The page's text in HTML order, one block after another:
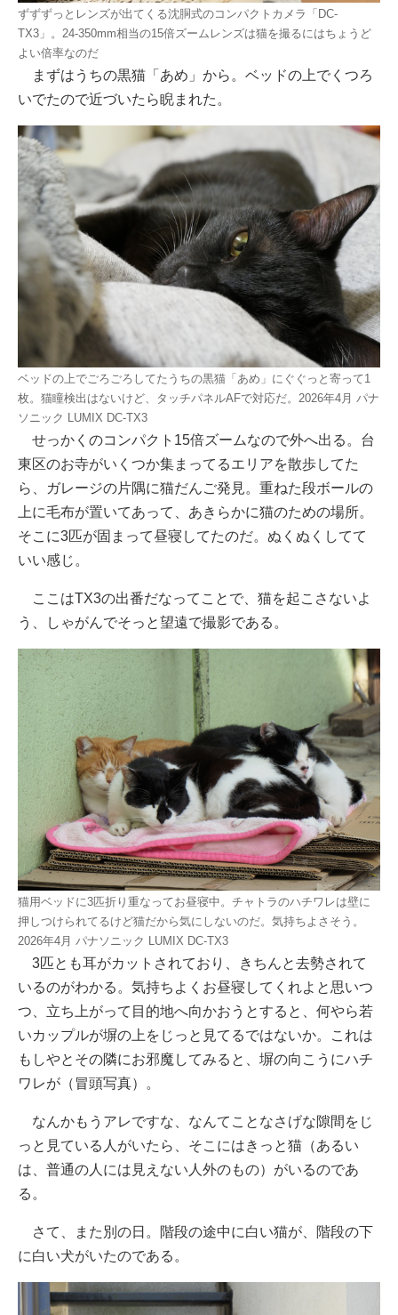
ずずずっとレンズが出てくる沈胴式のコンパクトカメラ「DC-
TX3」。24-350mm相当の15倍ズームレンズは猫を撮るにはちょうど
よい倍率なのだ
まずはうちの黒猫「あめ」から。ベッドの上でくつろ
いでたので近づいたら睨まれた。
ベッドの上でごろごろしてたうちの黒猫「あめ」にぐぐっと寄って1
枚。猫瞳検出はないけど、タッチパネルAFで対応だ。2026年4月 パナ
ソニック LUMIX DC-TX3
せっかくのコンパクト15倍ズームなので外へ出る。台
東区のお寺がいくつか集まってるエリアを散歩してた
ら、ガレージの片隅に猫だんご発見。重ねた段ボールの
上に毛布が置いてあって、あきらかに猫のための場所。
そこに3匹が固まって昼寝してたのだ。ぬくぬくしてて
いい感じ。
ここはTX3の出番だなってことで、猫を起こさないよ
う、しゃがんでそっと望遠で撮影である。
猫用ベッドに3匹折り重なってお昼寝中。チャトラのハチワレは壁に
押しつけられてるけど猫だから気にしないのだ。気持ちよさそう。
2026年4月 パナソニック LUMIX DC-TX3
3匹とも耳がカットされており、きちんと去勢されて
いるのがわかる。気持ちよくお昼寝してくれよと思いつ
つ、立ち上がって目的地へ向かおうとすると、何やら若
いカップルが塀の上をじっと見てるではないか。これは
もしやとその隣にお邪魔してみると、塀の向こうにハチ
ワレが（冒頭写真）。
なんかもうアレですな、なんてことなさげな隙間をじ
っと見ている人がいたら、そこにはきっと猫（あるい
は、普通の人には見えない人外のもの）がいるのであ
る。
さて、また別の日。階段の途中に白い猫が、階段の下
に白い犬がいたのである。